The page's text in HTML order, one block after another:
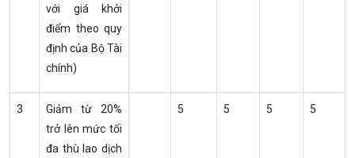
với giá khởi
điểm theo quy
định của Bộ Tài
chính)
3
Giảm từ 20%
trở lên mức tối
đa thù lao dịch
5 5 5 5